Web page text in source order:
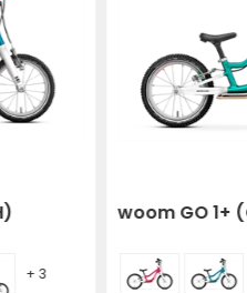
+ 3
woom GO 1+